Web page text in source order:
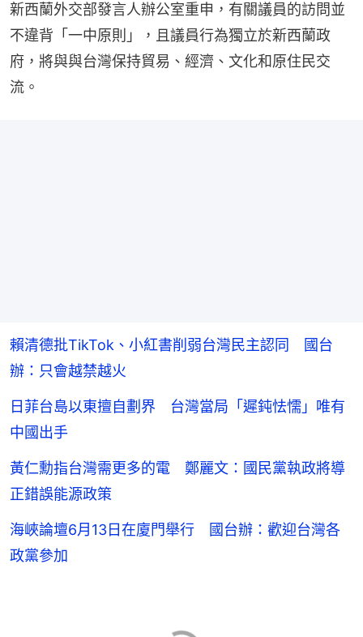
新西蘭外交部發言人辦公室重申，有關議員的訪問並
不違背「一中原則」，且議員行為獨立於新西蘭政
府，將與與台灣保持貿易、經濟、文化和原住民交
流。
賴清德批TikTok、小紅書削弱台灣民主認同 國台
辦：只會越禁越火
日菲台島以東擅自劃界 台灣當局「遲鈍怯懦」唯有
中國出手
黃仁勳指台灣需更多的電 鄭麗文：國民黨執政將導
正錯誤能源政策
海峽論壇6月13日在廈門舉行 國台辦：歡迎台灣各
政黨參加